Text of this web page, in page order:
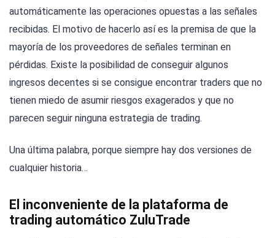
automáticamente las operaciones opuestas a las señales
recibidas. El motivo de hacerlo así es la premisa de que la
mayoría de los proveedores de señales terminan en
pérdidas. Existe la posibilidad de conseguir algunos
ingresos decentes si se consigue encontrar traders que no
tienen miedo de asumir riesgos exagerados y que no
parecen seguir ninguna estrategia de trading.
Una última palabra, porque siempre hay dos versiones de
cualquier historia…
El inconveniente de la plataforma de
trading automático ZuluTrade